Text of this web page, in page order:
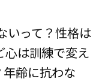
いって？性格は
心は訓練で変え
齢に抗わな